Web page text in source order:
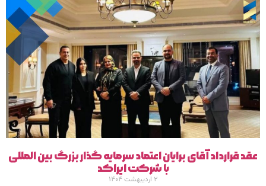
عقد قرارداد آقای برایان اعتماد سرمایه گذار بزرگ بین المللی
با شرکت ایراکد
۲ اردیبهشت ۱۴۰۴